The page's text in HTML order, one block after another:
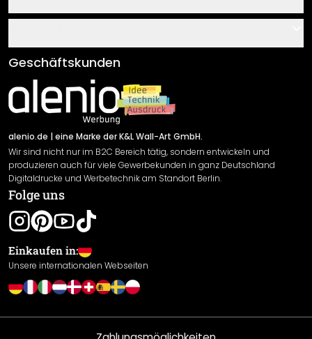
Über uns
Klebe- und Montageanleitungen
Newsletter An-/Abmeldung
Sendungsverfolgung
AGB
Impressum
Versand & Zahlung
Rücksendung
Widerrufsrecht
Datenschutzerklärung
Gewährleistung
Leistungserklärung / CE-Zeichen
Cookie Einstellungen
Geschäftskunden
alenio.de | eine Marke der K&L Wall-Art GmbH.
Wir sind nicht nur im B2C Bereich tätig, sondern entwickeln und
produzieren auch für viele Gewerbekunden in ganz Deutschland
Digitaldrucke und Werbetechnik am Standort Berlin.
Folge uns
Einkaufen in:
Unsere internationalen Webseiten